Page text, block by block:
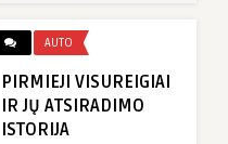
AUTO
PIRMIEJI VISUREIGIAI
IR JŲ ATSIRADIMO
ISTORIJA